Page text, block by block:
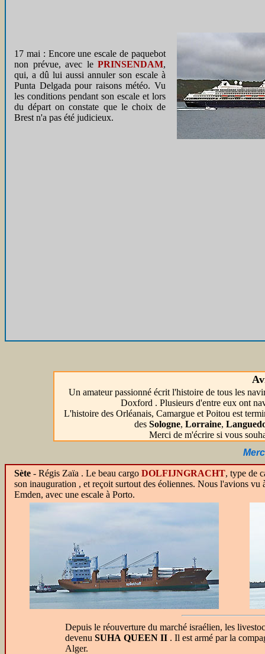
17 mai : Encore une escale de paquebot
non prévue, avec le PRINSENDAM,
qui, a dû lui aussi annuler son escale à
Punta Delgada pour raisons météo. Vu
les conditions pendant son escale et lors
du départ on constate que le choix de
Brest n'a pas été judicieux.
Un amateur passionné écrit l'histoire de tous les
Doxford . Plusieurs d'entre eux ont
L'histoire des Orléanais, Camargue et Poitou est
desSologne, Lorraine,
Merci de m'écrire si vous
Sète - Régis Zaïa . Le beau cargo DOLFIJNGRACHT, type de
son inauguration , et reçoit surtout des éoliennes. Nous l'avions
Emden, avec une escale à Porto.
Depuis le réouverture du marché israélien, les
devenu SUHA QUEEN II . Il est armé par la
Alger.